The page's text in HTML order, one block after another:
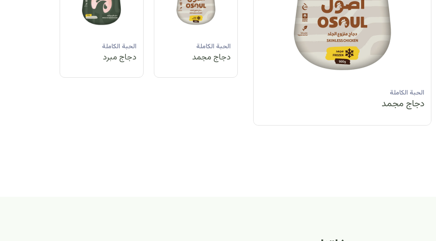
الحبة الكاملة
دجاج مبرد
الحبة الكاملة الحبة الكاملة
دجاج مجمد
الحبة الكاملة
دجاج مبرد
الحبة الكاملة
دجاج مجمد